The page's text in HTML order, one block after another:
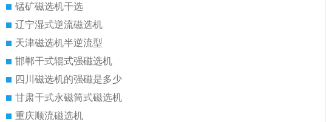
锰矿磁选机干选
辽宁湿式逆流磁选机
天津磁选机半逆流型
邯郸干式辊式强磁选机
四川磁选机的强磁是多少
甘肃干式永磁筒式磁选机
重庆顺流磁选机